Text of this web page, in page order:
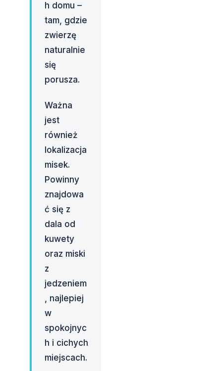
h domu –
tam, gdzie
zwierzę
naturalnie
się
porusza.
Ważna
jest
również
lokalizacja
misek.
Powinny
znajdowa
ć się z
dala od
kuwety
oraz miski
z
jedzeniem
, najlepiej
w
spokojnyc
h i cichych
miejscach.